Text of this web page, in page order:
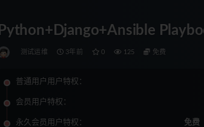
Python+Django+Ansible
测试运维 3年前 0 125 免费
普通用户用户特权：
会员用户特权：
永久会员用户特权： 免费